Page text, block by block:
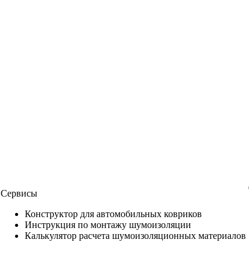
Сервисы
Конструктор для автомобильных ковриков
Инструкция по монтажу шумоизоляции
Калькулятор расчета шумоизоляционных материалов